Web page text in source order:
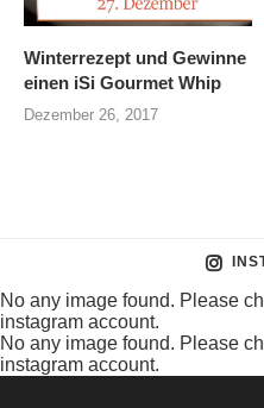
Winterrezept und Gewinne
einen iSi Gourmet Whip
Dezember 26, 2017
No any image found. Please
instagram account.
No any image found. Please
instagram account.